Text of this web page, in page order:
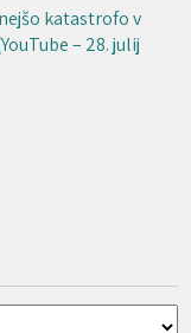
katastrofo v
– 28. julij